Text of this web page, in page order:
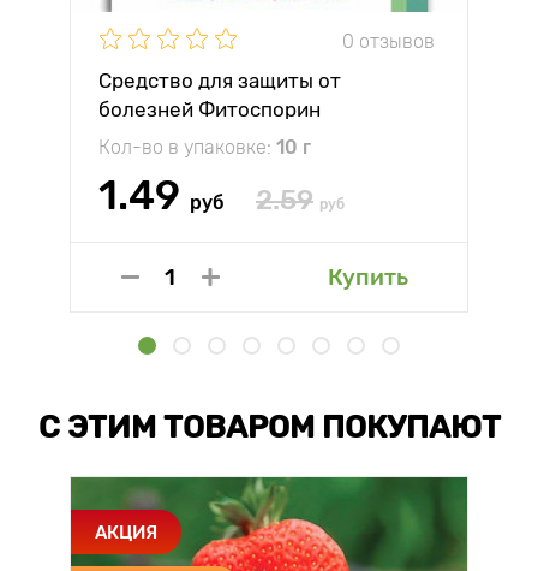
0 отзывов
Средство для защиты от
болезней Фитоспорин
Кол-во в упаковке: 10 г
1.49 руб 2.59 руб
Купить
С ЭТИМ ТОВАРОМ ПОКУПАЮТ
АКЦИЯ